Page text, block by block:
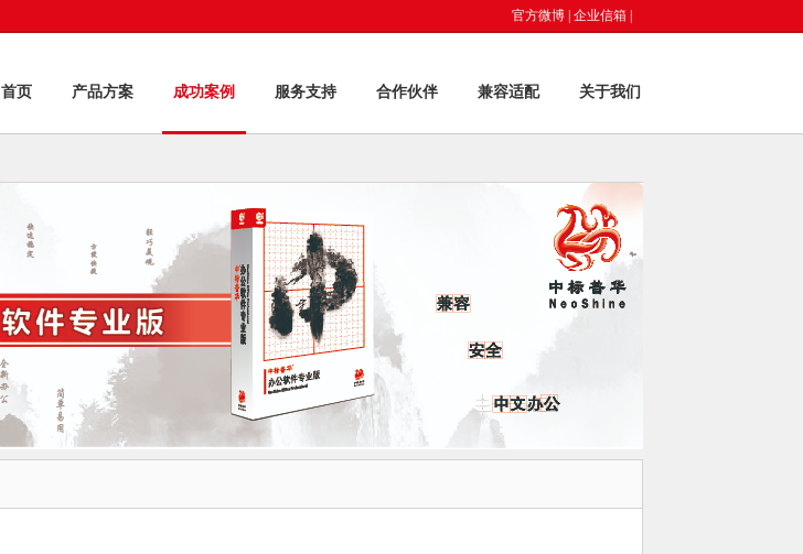
官方微博 企业信箱
首页 产品方案 成功案例 服务支持 合作伙伴 兼容适配 关于我们